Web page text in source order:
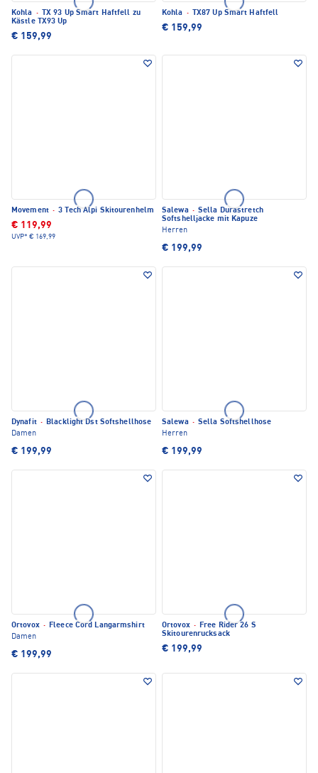
Kohla ·
TX 93 Up Smart Haftfell zu
Kästle TX93 Up
€ 159,99
Kohla · TX87 Up Smart Haftfell
€ 159,99
Movement · 3 Tech Alpi Skitourenhelm
€ 119,99
UVP* € 169,99
Salewa · Sella Durastretch
Softshelljacke mit Kapuze
Herren
€ 199,99
Dynafit · Blacklight Dst Softshellhose
Damen
€ 199,99
Salewa · Sella Softshellhose
Herren
€ 199,99
Ortovox · Fleece Cord Langarmshirt
Damen
€ 199,99
Ortovox · Free Rider 26 S
Skitourenrucksack
€ 199,99